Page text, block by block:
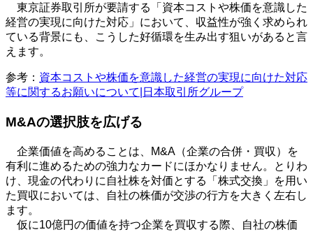
東京証券取引所が要請する「資本コストや株価を意識した
経営の実現に向けた対応」において、収益性が強く求められ
ている背景にも、こうした好循環を生み出す狙いがあると言
えます。
参考： 資本コストや株価を意識した経営の実現に向けた対応
等に関するお願いについて|日本取引所グループ
M&Aの選択肢を広げる
企業価値を高めることは、 M&A （企業の合併・買収）を
有利に進めるための強力なカードにほかなりません。とりわ
け、現金の代わりに自社株を対価とする「株式交換」を用い
た買収においては、自社の株価が交渉の行方を大きく左右し
ます。
仮に10億円の価値を持つ企業を買収する際、自社の株価